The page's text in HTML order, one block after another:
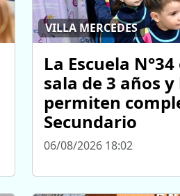
VILLA MERCEDES
La Escuela
sala de 3 años
permiten
Secundario
06/08/2026 18:02